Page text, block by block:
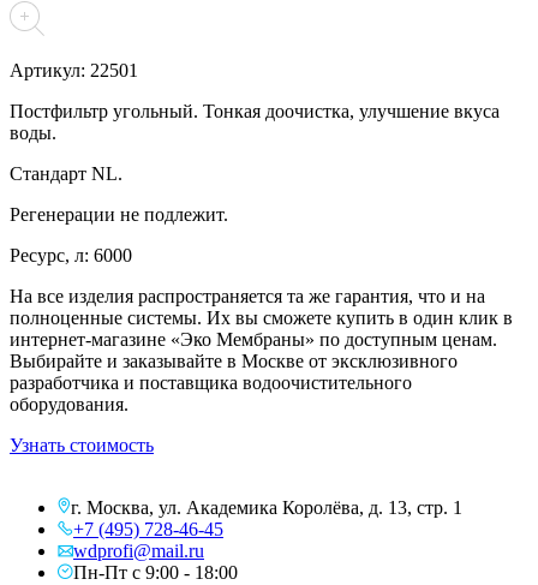
Артикул: 22501
Постфильтр угольный. Тонкая доочистка, улучшение вкуса
воды.
Стандарт NL.
Регенерации не подлежит.
Ресурс, л: 6000
На все изделия распространяется та же гарантия, что и на
полноценные системы. Их вы сможете купить в один клик в
интернет-магазине «Эко Мембраны» по доступным ценам.
Выбирайте и заказывайте в Москве от эксклюзивного
разработчика и поставщика водоочистительного
оборудования.
Узнать стоимость
г. Москва, ул. Академика Королёва, д. 13, стр. 1
+7 (495) 728-46-45
wdprofi@mail.ru
Пн-Пт с 9:00 - 18:00